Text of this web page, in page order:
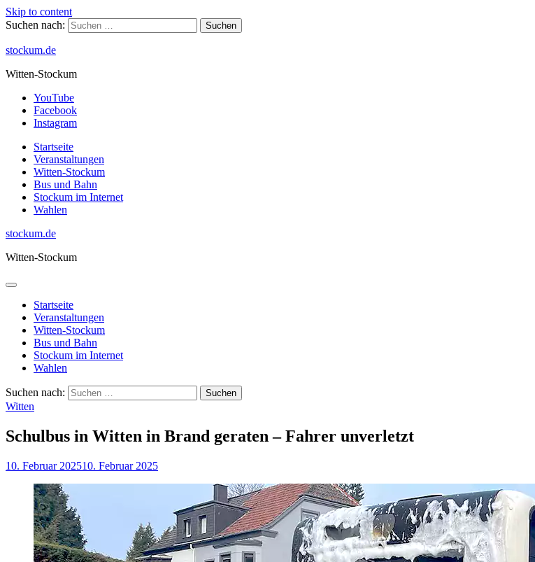
Skip to content
Suchen nach:
stockum.de
Witten-Stockum
YouTube
Facebook
Instagram
Startseite
Veranstaltungen
Witten-Stockum
Bus und Bahn
Stockum im Internet
Wahlen
stockum.de
Witten-Stockum
Startseite
Veranstaltungen
Witten-Stockum
Bus und Bahn
Stockum im Internet
Wahlen
Suchen nach:
Witten
Schulbus in Witten in Brand geraten – Fahrer unverletzt
10. Februar 202510. Februar 2025